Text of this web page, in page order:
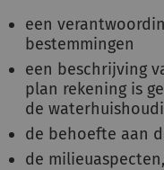
een
bestemmingen
een beschrijving
plan rekening is
de
de behoefte aan
de